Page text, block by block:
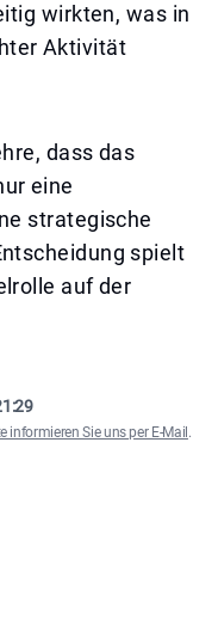
wirkten, was in
Aktivität
dass das
eine
strategische
spielt
auf der
informieren Sie uns per E-Mail .